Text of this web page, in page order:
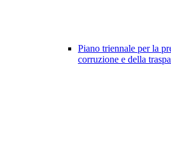
Piano triennale per la
corruzione e della